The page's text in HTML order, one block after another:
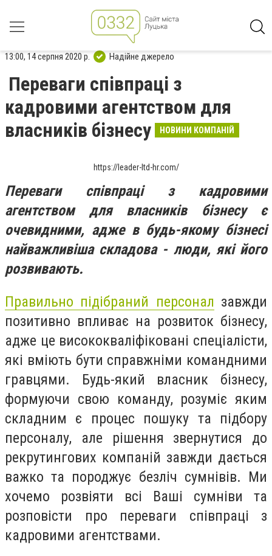
13:00, 14 серпня 2020 р. Надійне джерело
Переваги співпраці з
кадровими агентством для
власників бізнесу
НОВИНИ КОМПАНІЙ
https://leader-ltd-hr.com/
Переваги співпраці з кадровими
агентством для власників бізнесу є
очевидними, адже вбудь-якому бізнесі
найважливіша складова - люди, які його
розвивають.
Правильно підібраний персонал завжди
позитивно впливає на розвиток бізнесу,
адже це висококваліфіковані спеціалісти,
які вміють бути справжніми командними
гравцями. Будь-який власник бізнесу,
формуючи свою команду, розуміє яким
складним є процес пошуку та підбору
персоналу, але рішення звернутися до
рекрутингових компаній завжди дається
важко та породжує безліч сумнівів. Ми
хочемо розвіяти всі Ваші сумніви та
розповісти про переваги співпраці з
кадровими агентствами.